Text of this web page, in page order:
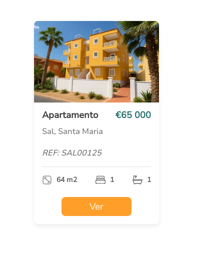
Apartamento €65 000
Sal, Santa Maria
REF: SAL00125
64 m2 1 1
Ver